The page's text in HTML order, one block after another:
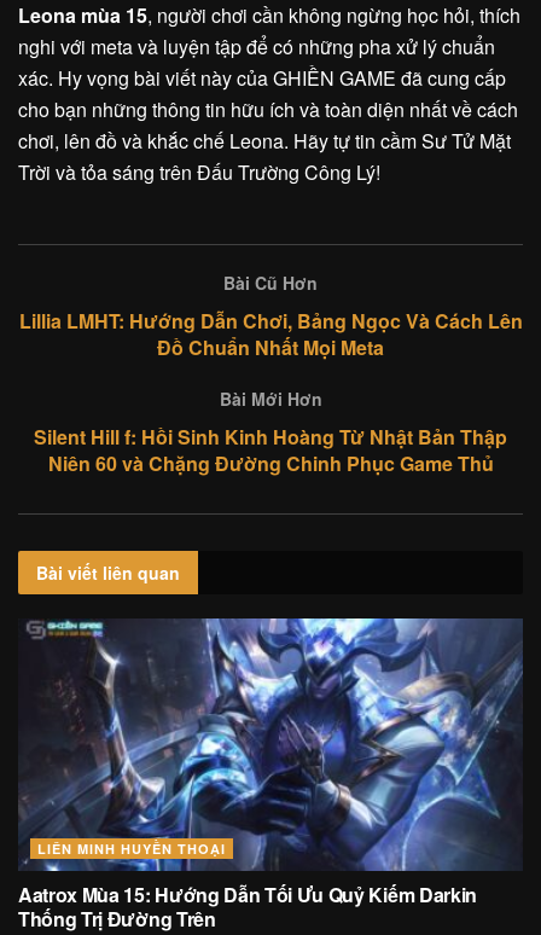
Leona mùa 15, người chơi cần không ngừng học hỏi, thích
nghi với meta và luyện tập để có những pha xử lý chuẩn
xác. Hy vọng bài viết này của GHIỀN GAME đã cung cấp
cho bạn những thông tin hữu ích và toàn diện nhất về cách
chơi, lên đồ và khắc chế Leona. Hãy tự tin cầm Sư Tử Mặt
Trời và tỏa sáng trên Đấu Trường Công Lý!
Bài Cũ Hơn
Lillia LMHT: Hướng Dẫn Chơi, Bảng Ngọc Và Cách Lên
Đồ Chuẩn Nhất Mọi Meta
Bài Mới Hơn
Silent Hill f: Hồi Sinh Kinh Hoàng Từ Nhật Bản Thập
Niên 60 và Chặng Đường Chinh Phục Game Thủ
Bài viết liên quan
LIÊN MINH HUYỀN THOẠI
Aatrox Mùa 15: Hướng Dẫn Tối Ưu Quỷ Kiếm Darkin
Thống Trị Đường Trên